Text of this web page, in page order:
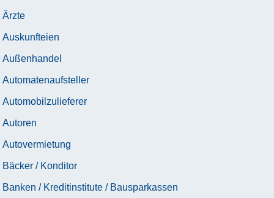
Ärzte
Auskunfteien
Außenhandel
Automatenaufsteller
Automobilzulieferer
Autoren
Autovermietung
Bäcker / Konditor
Banken / Kreditinstitute / Bausparkassen